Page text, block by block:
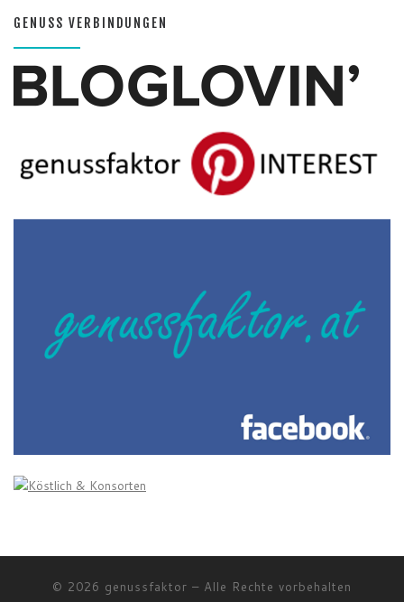
GENUSS VERBINDUNGEN
© 2026 genussfaktor – Alle Rechte vorbehalten